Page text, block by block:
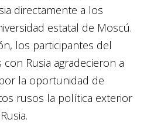
directamente a los
estatal de Moscú.
los participantes del
Rusia agradecieron a
la oportunidad de
rusos la política exterior